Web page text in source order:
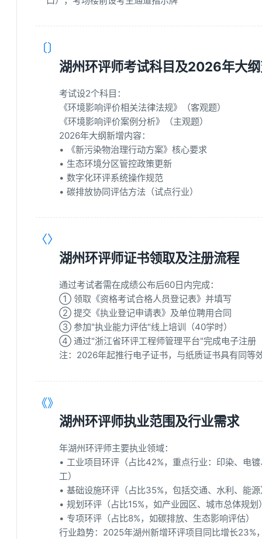
〔〕
湖州环评师考试科目及2026年大
考试设2个科目：
《环境影响评价相关法律法规》（客观题）
《环境影响评价案例分析》（主观题）
2026年大纲新增内容：
• 《新污染物治理行动方案》核心要求
• 生态环境分区管控政策更新
• 数字化环评系统操作规范
• 碳排放协同评估方法（试点行业）
〈〉
湖州环评师证书领取及注册流程
通过考试者需在成绩公布后60日内完成：
① 领取《资格考试合格人员登记表》并填写
② 提交《执业登记申请表》及单位聘用合同
③ 参加"执业能力评估"线上培训（40学时）
④ 通过"浙江省环评工程师管理平台"完成电子注册
注：2026年起推行电子证书，与纸质证书具有同等
《》
湖州环评师执业范围及行业需求
年湖州环评师主要执业领域：
• 工业项目环评（占比42%，重点行业：印染、电
工）
• 基础设施环评（占比35%，包括交通、水利、能
• 规划环评（占比15%，如产业园区、城市总体规划
• 专项环评（占比8%，如碳排放、生态影响评估）
行业趋势：2025年湖州新增环评项目同比增长23%